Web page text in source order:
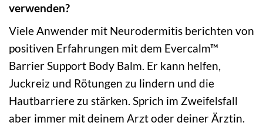
verwenden?
Viele Anwender mit Neurodermitis berichten von
positiven Erfahrungen mit dem Evercalm™
Barrier Support Body Balm. Er kann helfen,
Juckreiz und Rötungen zu lindern und die
Hautbarriere zu stärken. Sprich im Zweifelsfall
aber immer mit deinem Arzt oder deiner Ärztin.